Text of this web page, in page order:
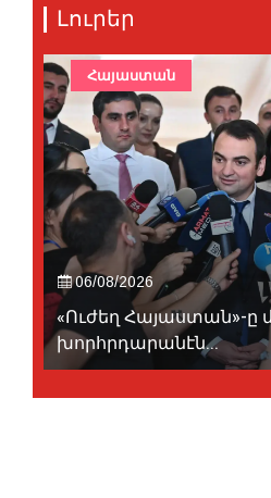
Լուրեր
06/08/2026
«Ուժեղ Հայաստան»-ը
խորհրդարանէն...
Հայաստան